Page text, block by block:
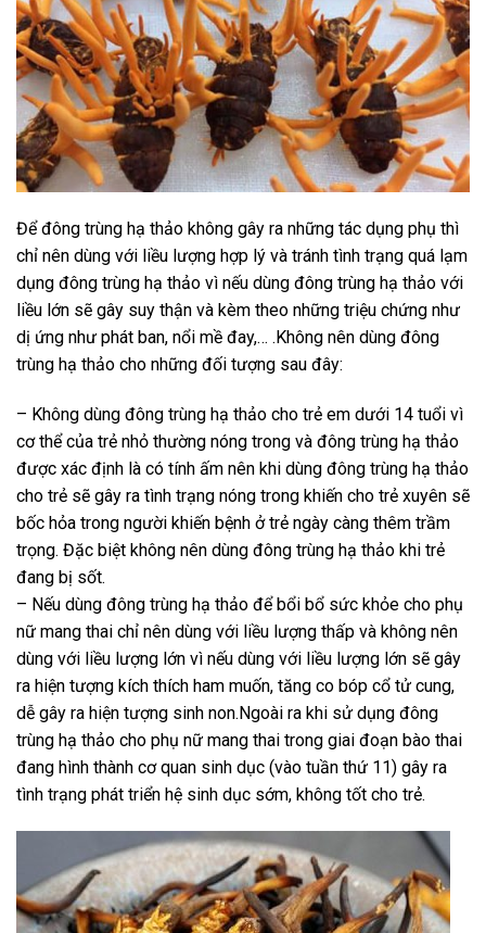
Để đông trùng hạ thảo không gây ra những tác dụng phụ thì
chỉ nên dùng với liều lượng hợp lý và tránh tình trạng quá lạm
dụng đông trùng hạ thảo vì nếu dùng đông trùng hạ thảo với
liều lớn sẽ gây suy thận và kèm theo những triệu chứng như
dị ứng như phát ban, nổi mề đay,… .Không nên dùng đông
trùng hạ thảo cho những đối tượng sau đây:
– Không dùng đông trùng hạ thảo cho trẻ em dưới 14 tuổi vì
cơ thể của trẻ nhỏ thường nóng trong và đông trùng hạ thảo
được xác định là có tính ấm nên khi dùng đông trùng hạ thảo
cho trẻ sẽ gây ra tình trạng nóng trong khiến cho trẻ xuyên sẽ
bốc hỏa trong người khiến bệnh ở trẻ ngày càng thêm trầm
trọng. Đặc biệt không nên dùng đông trùng hạ thảo khi trẻ
đang bị sốt.
– Nếu dùng đông trùng hạ thảo để bổi bổ sức khỏe cho phụ
nữ mang thai chỉ nên dùng với liều lượng thấp và không nên
dùng với liều lượng lớn vì nếu dùng với liều lượng lớn sẽ gây
ra hiện tượng kích thích ham muốn, tăng co bóp cổ tử cung,
dễ gây ra hiện tượng sinh non.Ngoài ra khi sử dụng đông
trùng hạ thảo cho phụ nữ mang thai trong giai đoạn bào thai
đang hình thành cơ quan sinh dục (vào tuần thứ 11) gây ra
tình trạng phát triển hệ sinh dục sớm, không tốt cho trẻ.